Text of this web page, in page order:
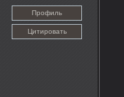
Профиль
Цитировать